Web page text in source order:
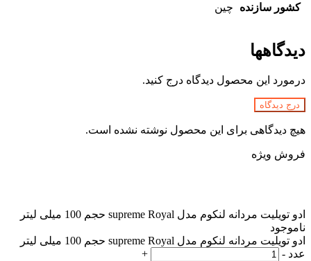
کشور سازنده چین
دیدگاهها
درمورد این محصول دیدگاه درج کنید.
درج دیدگاه
هیچ دیدگاهی برای این محصول نوشته نشده است.
فروش ویژه
ادو تویلیت مردانه لنکوم مدل supreme Royal حجم 100 میلی لیتر
ناموجود
ادو تویلیت مردانه لنکوم مدل supreme Royal حجم 100 میلی لیتر
عدد -
+